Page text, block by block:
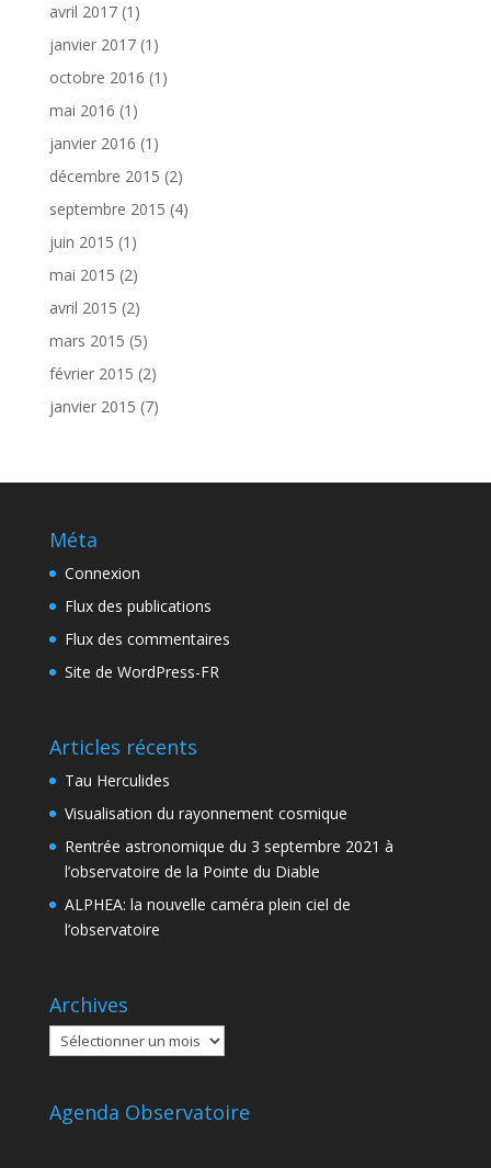
avril 2017(1)
janvier 2017(1)
octobre 2016 (1)
mai 2016 (1)
janvier 2016 (1)
décembre 2015 (2)
septembre 2015 (4)
juin 2015 (1)
mai 2015 (2)
avril 2015 (2)
mars 2015 (5)
février 2015 (2)
janvier 2015 (7)
Méta
Connexion
Flux des publications
Flux des commentaires
Site de WordPress-FR
Articles récents
Tau Herculides
Visualisation du rayonnement cosmique
Rentrée astronomique du 3 septembre 2021 à
l’observatoire de la Pointe du Diable
ALPHEA: la nouvelle caméra plein ciel de
l’observatoire
Archives
Archives
Agenda Observatoire